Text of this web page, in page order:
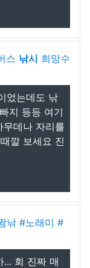
스 낚시 희망수
었는데도 낚
지 등등 여기
데나 자리를
깔 보세요 진
낚 #노래미 #
... 회 진짜 매